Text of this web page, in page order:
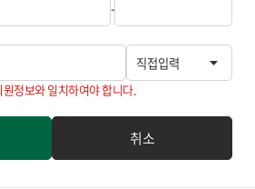
-
정보와 일치하여야 합니다.
취소